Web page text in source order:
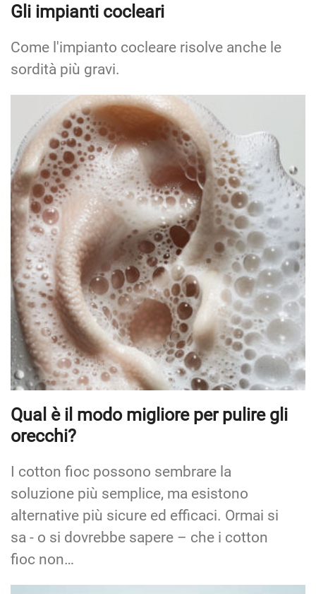
Gli impianti cocleari
Come l'impianto cocleare risolve anche le
sordità più gravi.
Qual è il modo migliore per pulire gli
orecchi?
I cotton fioc possono sembrare la
soluzione più semplice, ma esistono
alternative più sicure ed efficaci. Ormai si
sa - o si dovrebbe sapere – che i cotton
fioc non…